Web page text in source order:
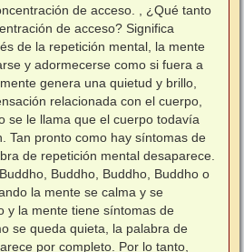
de acceso. , ¿Qué tanto
de acceso? Significa
de la repetición mental, la mente
y adormecerse como si fuera a
genera una quietud y brillo,
relacionada con el cuerpo,
se le llama que el cuerpo todavía
Tan pronto como hay síntomas de
de repetición mental desaparece.
Buddho, Buddho, Buddho o
la mente se calma y se
y la mente tiene síntomas de
se queda quieta, la palabra de
por completo. Por lo tanto,